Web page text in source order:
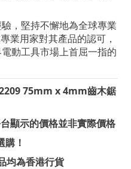
，堅持不懈地為全球專業
業用家對其產品的認可，
動工具市場上首屈一指的
75mm x 4mm齒木鋸
顯示的價格並非實際價格
！
均為香港行貨